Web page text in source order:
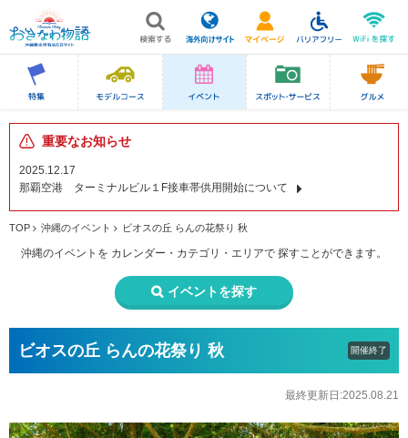
重要なお知らせ
2025.12.17
那覇空港 ターミナルビル１F接車帯供用開始について
TOP 沖縄のイベント ビオスの丘 らんの花祭り 秋
沖縄のイベントを カレンダー・カテゴリ・エリアで 探すことができます。
イベントを探す
ビオスの丘 らんの花祭り 秋 開催終了
最終更新日:2025.08.21